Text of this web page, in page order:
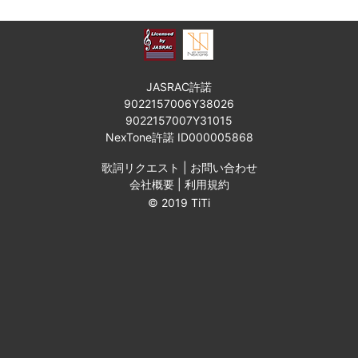
JASRAC許諾
9022157006Y38026
9022157007Y31015
NexTone許諾 ID000005868
歌詞リクエスト
お問い合わせ
会社概要| 利用規約
© 2019 TiTi